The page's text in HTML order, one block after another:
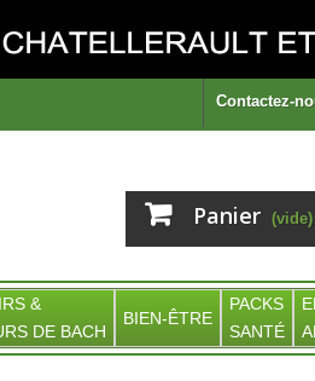
Contactez-
Panier (vide)
&
DE BACH
BIEN-ÊTRE
PACKS
SANTÉ